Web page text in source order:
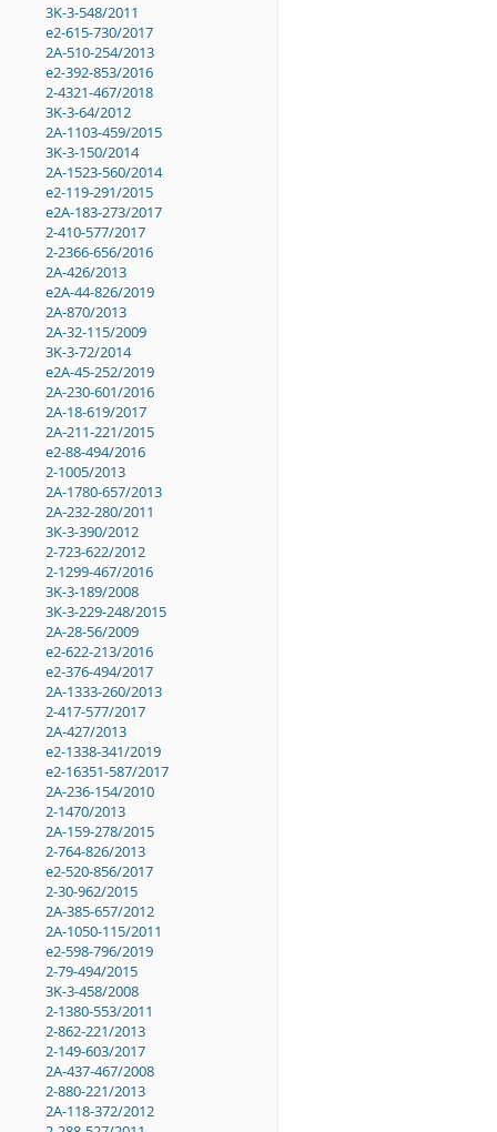
3K-3-548/2011
e2-615-730/2017
2A-510-254/2013
e2-392-853/2016
2-4321-467/2018
3K-3-64/2012
2A-1103-459/2015
3K-3-150/2014
2A-1523-560/2014
e2-119-291/2015
e2A-183-273/2017
2-410-577/2017
2-2366-656/2016
2A-426/2013
e2A-44-826/2019
2A-870/2013
2A-32-115/2009
3K-3-72/2014
e2A-45-252/2019
2A-230-601/2016
2A-18-619/2017
2A-211-221/2015
e2-88-494/2016
2-1005/2013
2A-1780-657/2013
2A-232-280/2011
3K-3-390/2012
2-723-622/2012
2-1299-467/2016
3K-3-189/2008
3K-3-229-248/2015
2A-28-56/2009
e2-622-213/2016
e2-376-494/2017
2A-1333-260/2013
2-417-577/2017
2A-427/2013
e2-1338-341/2019
e2-16351-587/2017
2A-236-154/2010
2-1470/2013
2A-159-278/2015
2-764-826/2013
e2-520-856/2017
2-30-962/2015
2A-385-657/2012
2A-1050-115/2011
e2-598-796/2019
2-79-494/2015
3K-3-458/2008
2-1380-553/2011
2-862-221/2013
2-149-603/2017
2A-437-467/2008
2-880-221/2013
2A-118-372/2012